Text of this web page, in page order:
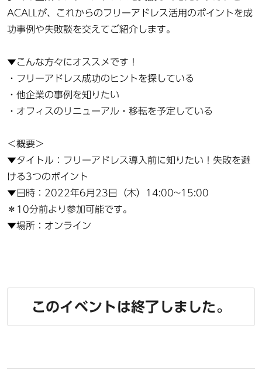
ACALLが、これからのフリーアドレス活用のポイントを成
功事例や失敗談を交えてご紹介します。
▼こんな方々にオススメです！
・フリーアドレス成功のヒントを探している
・他企業の事例を知りたい
・オフィスのリニューアル・移転を予定している
＜概要＞
▼タイトル：フリーアドレス導入前に知りたい！失敗を避
ける3つのポイント
▼日時：2022年6月23日（木）14:00~15:00
＊10分前より参加可能です。
▼場所：オンライン
このイベントは終了しました。